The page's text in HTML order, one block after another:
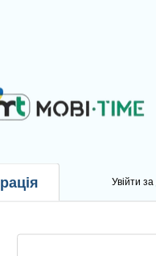
Увійти